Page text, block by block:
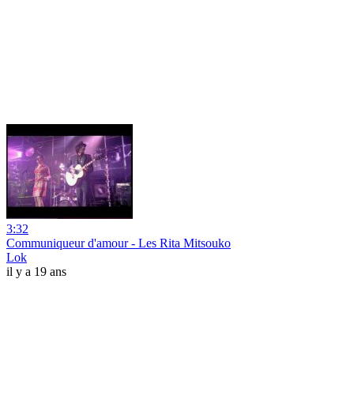
3:32
Communiqueur d'amour - Les Rita Mitsouko
Lok
il y a 19 ans